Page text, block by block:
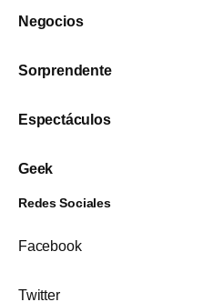
Negocios
Sorprendente
Espectáculos
Geek
Redes Sociales
Facebook
Twitter